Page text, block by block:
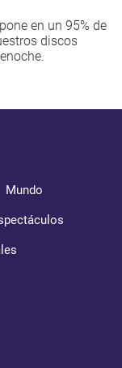
en un 95% de
discos
Mundo